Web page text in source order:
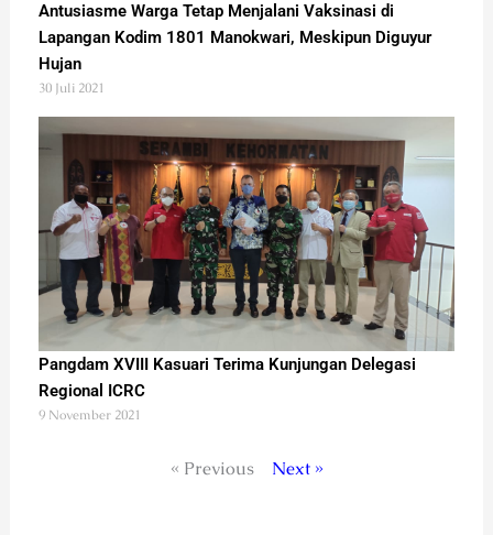
Antusiasme Warga Tetap Menjalani Vaksinasi di
Lapangan Kodim 1801 Manokwari, Meskipun Diguyur
Hujan
30 Juli 2021
Pangdam XVIII Kasuari Terima Kunjungan Delegasi
Regional ICRC
9 November 2021
« Previous Next »